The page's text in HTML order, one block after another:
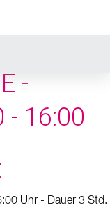
-
- 16:00
Uhr - Dauer 3 Std.